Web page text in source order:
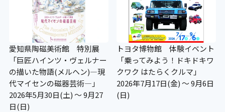
愛知県陶磁美術館 特別展
「巨匠ハインツ・ヴェルナー
の描いた物語(メルヘン)―現
代マイセンの磁器芸術―」
2026年5月30日(土) ～ 9月27
日(日)
トヨタ博物館 体験イベント
「乗ってみよう！ドキドキワ
クワク はたらくクルマ」
2026年7月17日(金) ～ 9月6日
(日)